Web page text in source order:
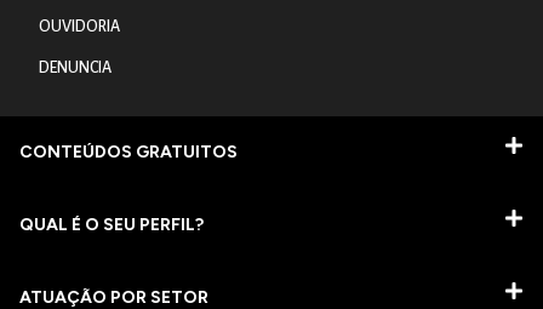
OUVIDORIA
DENUNCIA
CONTEÚDOS GRATUITOS
QUAL É O SEU PERFIL?
ATUAÇÃO POR SETOR